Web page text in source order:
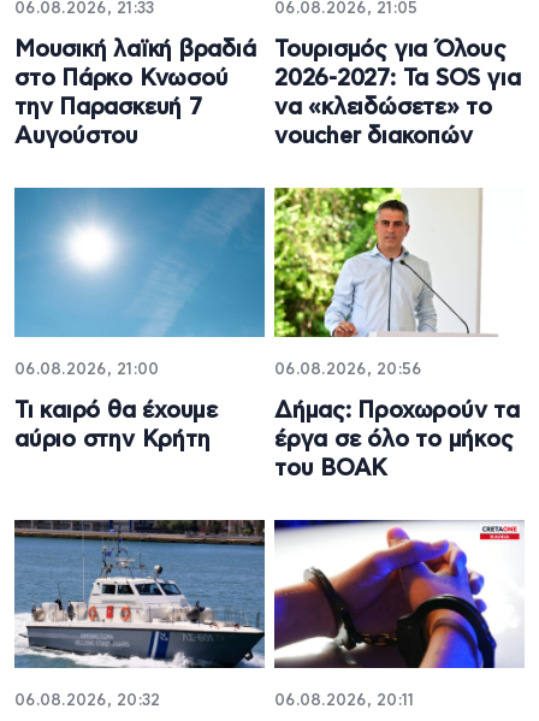
06.08.2026, 21:33
Μουσική λαϊκή βραδιά
στο Πάρκο Κνωσού
την Παρασκευή 7
Αυγούστου
06.08.2026, 21:05
Τουρισμός για Όλους
2026-2027: Τα SOS για
να «κλειδώσετε» το
voucher διακοπών
06.08.2026, 21:00
Τι καιρό θα έχουμε
αύριο στην Κρήτη
06.08.2026, 20:56
Δήμας: Προχωρούν τα
έργα σε όλο το μήκος
του ΒΟΑΚ
06.08.2026, 20:32 06.08.2026, 20:11